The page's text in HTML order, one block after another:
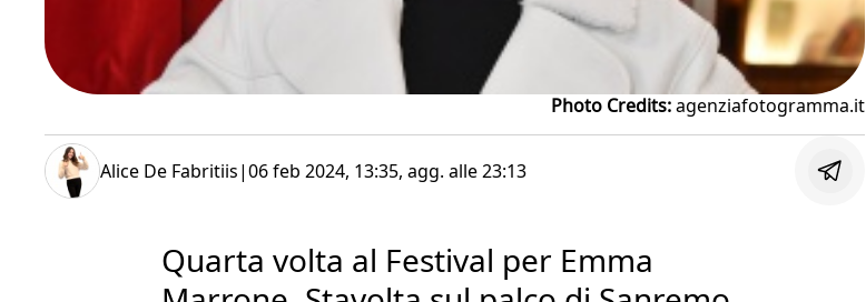
Photo Credits:agenziafotogramma.it
Alice De Fabritiis|06 feb 2024, 13:35, agg. alle23:13
Quarta volta al Festival per Emma